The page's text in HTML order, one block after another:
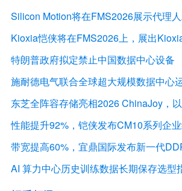
特朗普政府拟定禁止中国数据中心设备
带宽提高60%，宜鼎国际发布新一代